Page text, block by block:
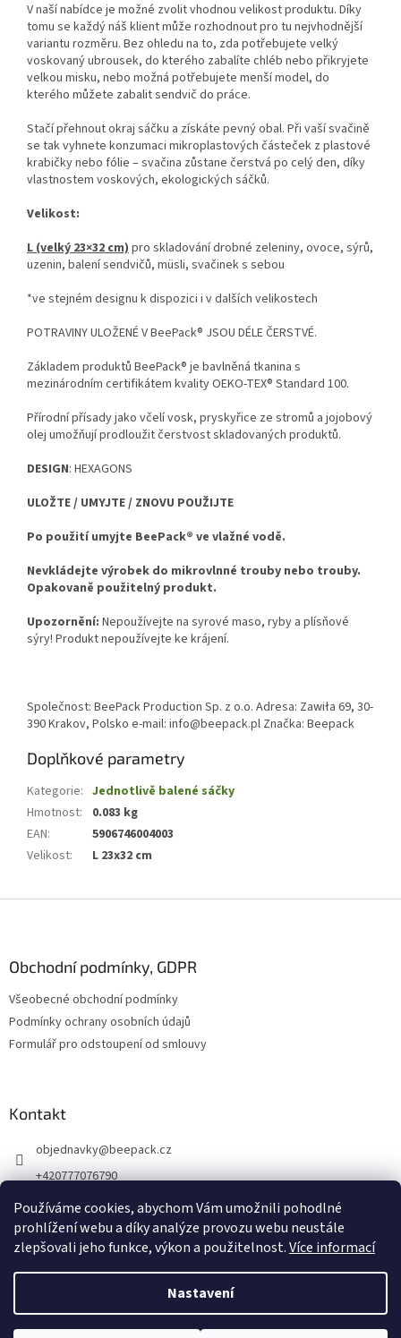
Používáme cookies, abychom Vám umožnili pohodlné
prohlížení webu a díky analýze provozu webu neustále
zlepšovali jeho funkce, výkon a použitelnost.Více informací
Nastavení
V naší nabídce je možné zvolit vhodnou velikost produktu. Díky
tomu se každý náš klient může rozhodnout pro tu nejvhodnější
variantu rozměru. Bez ohledu na to, zda potřebujete velký
voskovaný ubrousek, do kterého zabalíte chléb nebo přikryjete
velkou misku, nebo možná potřebujete menší model, do
kterého můžete zabalit sendvič do práce.
Stačí přehnout okraj sáčku a získáte pevný obal. Při vaší svačině
se tak vyhnete konzumaci mikroplastových částeček z plastové
krabičky nebo fólie – svačina zůstane čerstvá po celý den, díky
vlastnostem voskových, ekologických sáčků.
Velikost:
L (velký 23×32 cm)pro skladování drobné zeleniny, ovoce, sýrů,
uzenin, balení sendvičů, müsli, svačinek s sebou
*ve stejném designu k dispozici i v dalších velikostech
POTRAVINY ULOŽENÉ V BeePack® JSOU DÉLE ČERSTVÉ.
Základem produktů BeePack® je bavlněná tkanina s
mezinárodním certifikátem kvality OEKO-TEX® Standard 100.
Přírodní přísady jako včelí vosk, pryskyřice ze stromů a jojobový
olej umožňují prodloužit čerstvost skladovaných produktů.
DESIGN: HEXAGONS
ULOŽTE / UMYJTE / ZNOVU POUŽIJTE
Po použití umyjte BeePack® ve vlažné vodě.
Nevkládejte výrobek do mikrovlnné trouby nebo trouby.
Opakovaně použitelný produkt.
Upozornění: Nepoužívejte na syrové maso, ryby a plísňové
sýry! Produkt nepoužívejte ke krájení.
Společnost: BeePack Production Sp. z o.o. Adresa: Zawiła 69, 30-
390 Krakov, Polsko e-mail: info@beepack.pl Značka: Beepack
Doplňkové parametry
Kategorie: Jednotlivě balené sáčky
Hmotnost:
0.083 kg
EAN:
5906746004003
Velikost: L 23x32 cm
Obchodní podmínky, GDPR
Všeobecné obchodní podmínky
Podmínky ochrany osobních údajů
Formulář pro odstoupení od smlouvy
Kontakt
objednavky@beepack.cz
+420777076790
https://www.facebook.com/beepackcz